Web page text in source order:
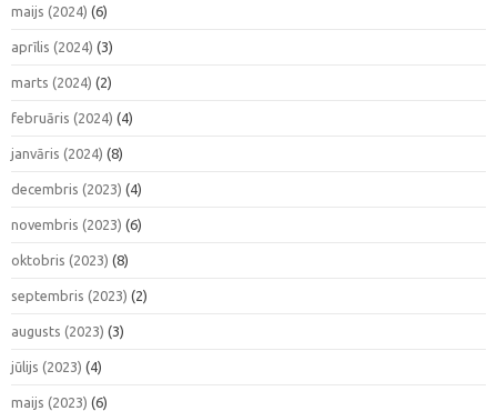
maijs (2024) (6)
aprīlis (2024) (3)
marts (2024) (2)
februāris (2024) (4)
janvāris (2024) (8)
decembris (2023) (4)
novembris (2023) (6)
oktobris (2023) (8)
septembris (2023) (2)
augusts (2023) (3)
jūlijs (2023) (4)
maijs (2023) (6)